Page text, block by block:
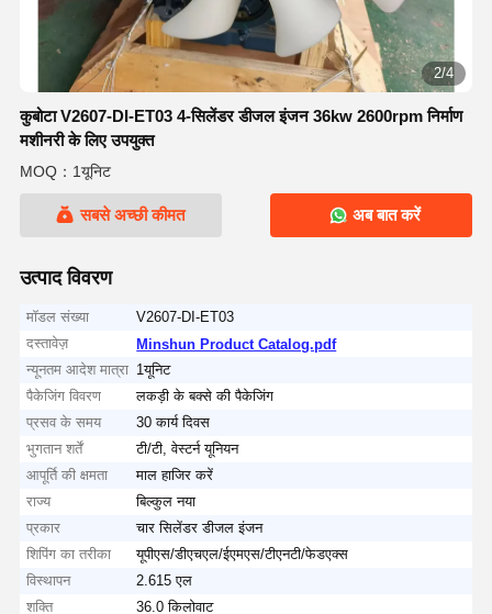
2/4
कुबोटा V2607-DI-ET03 4-सिलेंडर डीजल इंजन 36kw 2600rpm निर्माण
मशीनरी के लिए उपयुक्त
MOQ：1यूनिट
सबसे अच्छी कीमत अब बात करें
उत्पाद विवरण
मॉडल संख्या
V2607-DI-ET03
दस्तावेज़
Minshun Product Catalog.pdf
न्यूनतम आदेश मात्रा 1यूनिट
पैकेजिंग विवरण
लकड़ी के बक्से की पैकेजिंग
प्रसव के समय
30 कार्य दिवस
भुगतान शर्तें
टी/टी, वेस्टर्न यूनियन
आपूर्ति की क्षमता
माल हाजिर करें
राज्य
बिल्कुल नया
प्रकार
चार सिलेंडर डीजल इंजन
शिपिंग का तरीका
यूपीएस/डीएचएल/ईएमएस/टीएनटी/फेडएक्स
विस्थापन
2.615 एल
शक्ति
36.0 किलोवाट